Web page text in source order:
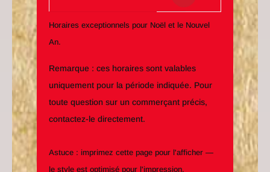
Horaires exceptionnels pour Noël et le Nouvel
An.
Remarque : ces horaires sont valables
uniquement pour la période indiquée. Pour
toute question sur un commerçant précis,
contactez-le directement.
Astuce : imprimez cette page pour l'afficher —
le style est optimisé pour l'impression.